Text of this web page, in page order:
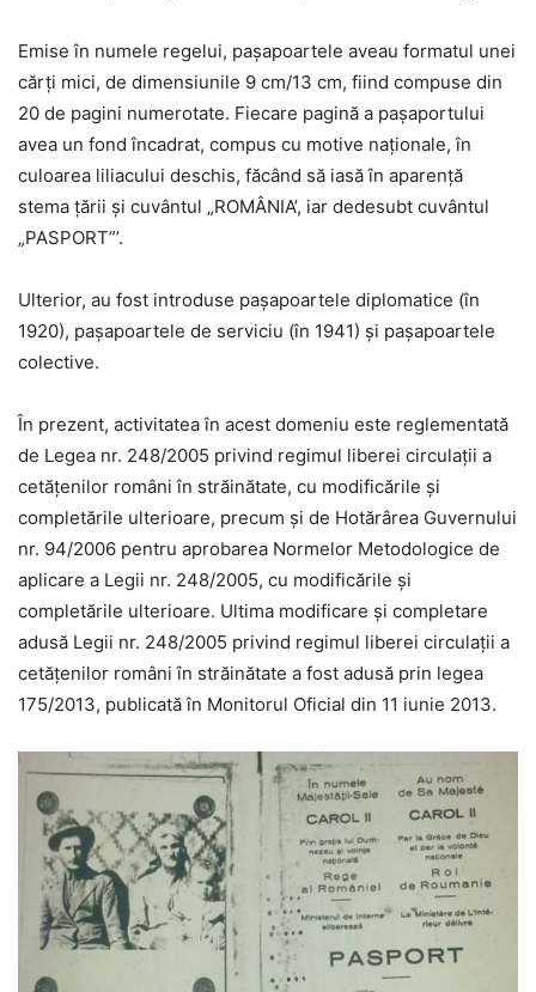
Emise în numele regelui, pașapoartele aveau formatul unei
cărți mici, de dimensiunile 9 cm/13 cm, fiind compuse din
20 de pagini numerotate. Fiecare pagină a pașaportului
avea un fond încadrat, compus cu motive naționale, în
culoarea liliacului deschis, făcând să iasă în aparență
stema țării și cuvântul „ROMÂNIA’, iar dedesubt cuvântul
„PASPORT”’.
Ulterior, au fost introduse paşapoartele diplomatice (în
1920), paşapoartele de serviciu (în 1941) şi paşapoartele
colective.
În prezent, activitatea în acest domeniu este reglementată
de Legea nr. 248/2005 privind regimul liberei circulații a
cetățenilor români în străinătate, cu modificările și
completările ulterioare, precum și de Hotărârea Guvernului
nr. 94/2006 pentru aprobarea Normelor Metodologice de
aplicare a Legii nr. 248/2005, cu modificările și
completările ulterioare. Ultima modificare și completare
adusă Legii nr. 248/2005 privind regimul liberei circulații a
cetățenilor români în străinătate a fost adusă prin legea
175/2013, publicată în Monitorul Oficial din 11 iunie 2013.